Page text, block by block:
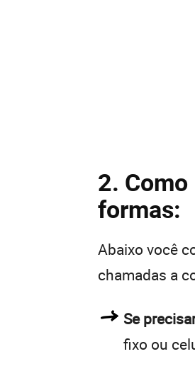
2.
formas:
Abaixo você
chamadas a
Se
fixo ou